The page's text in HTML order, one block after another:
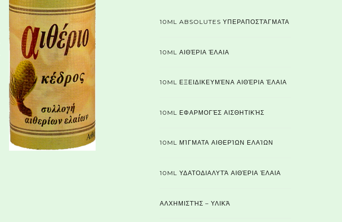
10ML ABSOLUTES ΥΠΕΡΑΠΟΣΤΆΓΜΑΤΑ
10ML ΑΙΘΈΡΙΑ ΈΛΑΙΑ
10ML ΕΞΕΙΔΙΚΕΥΜΈΝΑ ΑΙΘΈΡΙΑ ΈΛΑΙΑ
10ML ΕΦΑΡΜΟΓΈΣ ΑΙΣΘΗΤΙΚΉΣ
10ML ΜΊΓΜΑΤΑ ΑΙΘΕΡΊΩΝ ΕΛΑΊΩΝ
10ML ΥΔΑΤΟΔΙΑΛΥΤΆ ΑΙΘΈΡΙΑ ΈΛΑΙΑ
ΑΛΧΗΜΙΣΤΉΣ – ΥΛΙΚΆ